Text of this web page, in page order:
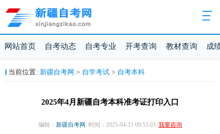
网站首页 自考动态 自考专业 开考查询 教材查询 成
当前位置: 新疆自考网 > 自学考试> 自考本科
2025年4月新疆自考本科准考证打印入口
编辑： 新疆自考网 时间：2025-04-11 09:53:03 我要咨询